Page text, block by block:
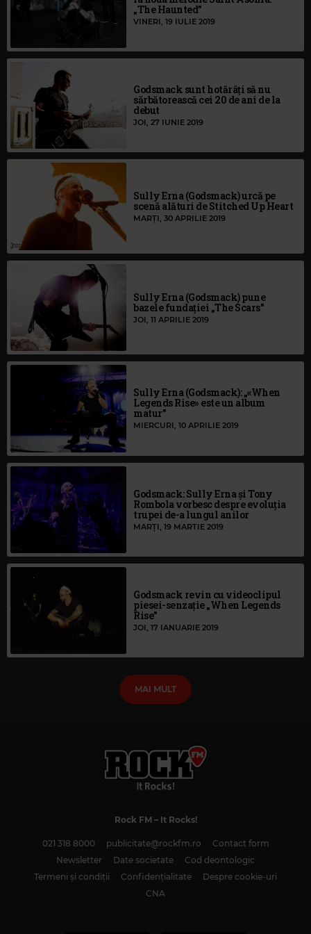
„The Haunted”
VINERI, 19 IULIE 2019
Godsmack sunt hotărâți să nu
sărbătorească cei 20 de ani de la
debut
JOI, 27 IUNIE 2019
Sully Erna (Godsmack) urcă pe
scenă alături de Stitched Up Heart
MARȚI, 30 APRILIE 2019
Sully Erna (Godsmack) pune
bazele fundației „The Scars”
JOI, 11 APRILIE 2019
Sully Erna (Godsmack): „«When
Legends Rise» este un album
matur”
MIERCURI, 10 APRILIE 2019
Godsmack: Sully Erna și Tony
Rombola vorbesc despre evoluția
trupei de-a lungul anilor
MARȚI, 19 MARTIE 2019
Godsmack revin cu videoclipul
piesei-senzație „When Legends
Rise”
JOI, 17 IANUARIE 2019
MAI MULT
Rock FM– It Rocks!
021 318 8000 publicitate@rockfm.ro
Contact form
Newsletter
Date societate
Cod deontologic
Termeni și condiții
Confidențialitate
Despre cookie-uri
CNA